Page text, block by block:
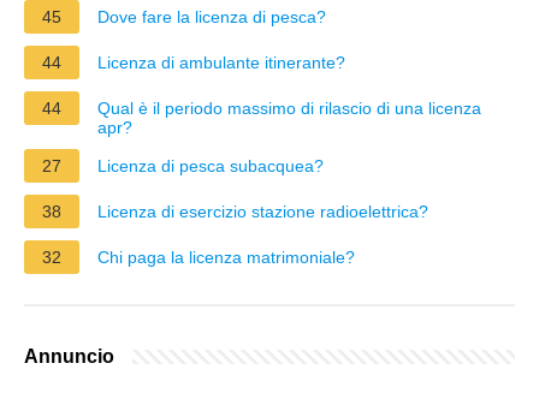
45 Dove fare la licenza di pesca?
44 Licenza di ambulante itinerante?
44
Qual è il periodo massimo di rilascio di una licenza
apr?
27
Licenza di pesca subacquea?
38 Licenza di esercizio stazione radioelettrica?
32 Chi paga la licenza matrimoniale?
Annuncio